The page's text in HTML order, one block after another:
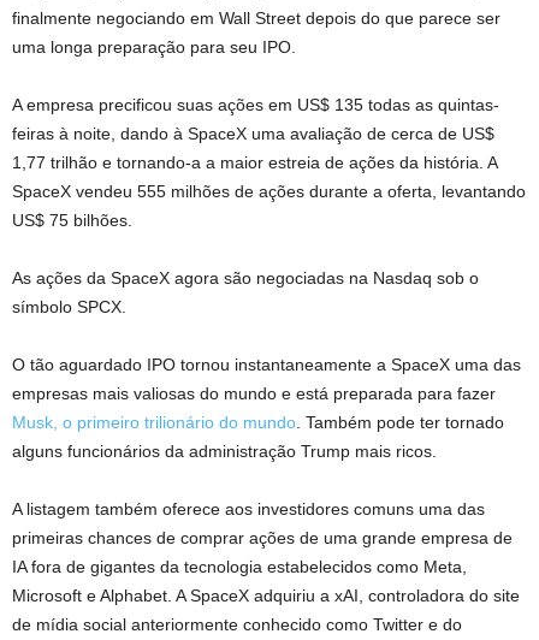
finalmente negociando em Wall Street depois do que parece ser
uma longa preparação para seu IPO.
A empresa precificou suas ações em US$ 135 todas as quintas-
feiras à noite, dando à SpaceX uma avaliação de cerca de US$
1,77 trilhão e tornando-a a maior estreia de ações da história. A
SpaceX vendeu 555 milhões de ações durante a oferta, levantando
US$ 75 bilhões.
As ações da SpaceX agora são negociadas na Nasdaq sob o
símbolo SPCX.
O tão aguardado IPO tornou instantaneamente a SpaceX uma das
empresas mais valiosas do mundo e está preparada para fazer
Musk, o primeiro trilionário do mundo . Também pode ter tornado
alguns funcionários da administração Trump mais ricos.
A listagem também oferece aos investidores comuns uma das
primeiras chances de comprar ações de uma grande empresa de
IA fora de gigantes da tecnologia estabelecidos como Meta,
Microsoft e Alphabet. A SpaceX adquiriu a xAI, controladora do site
de mídia social anteriormente conhecido como Twitter e do